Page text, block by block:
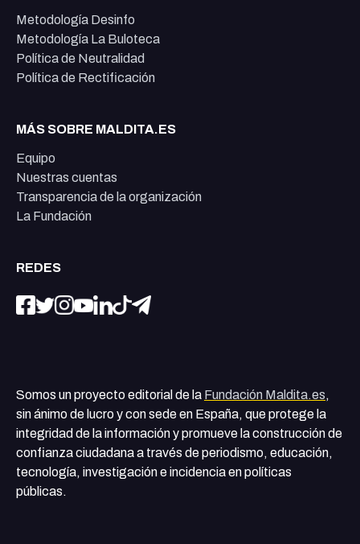
Metodología Desinfo
Metodología La Buloteca
Política de Neutralidad
Política de Rectificación
MÁS SOBRE MALDITA.ES
Equipo
Nuestras cuentas
Transparencia de la organización
La Fundación
REDES
Somos un proyecto editorial de la Fundación Maldita.es,
sin ánimo de lucro y con sede en España, que protege la
integridad de la información y promueve la construcción de
confianza ciudadana a través de periodismo, educación,
tecnología, investigación e incidencia en políticas
públicas.